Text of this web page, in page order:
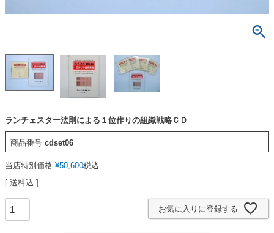
ランチェスター法則による１位作りの組織戦略ＣＤ
商品番号 cdset06
当店特別価格 ¥50,600税込
送料込
お気に入りに登録する